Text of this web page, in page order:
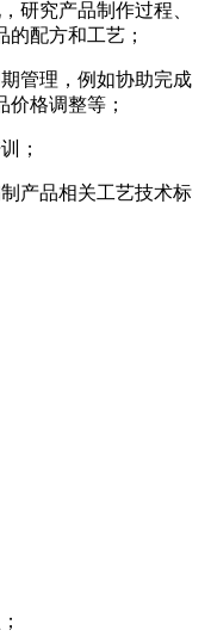
研究产品制作过程、
配方和工艺；
管理，例如协助完成
格调整等；
；
产品相关工艺技术标